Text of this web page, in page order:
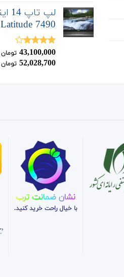
Latitude 7490
نمره
4.00 از 5
43,100,000 تومان
52,028,700 تومان
نشان ضمانت ترب
با خیال راحت خرید کنید.